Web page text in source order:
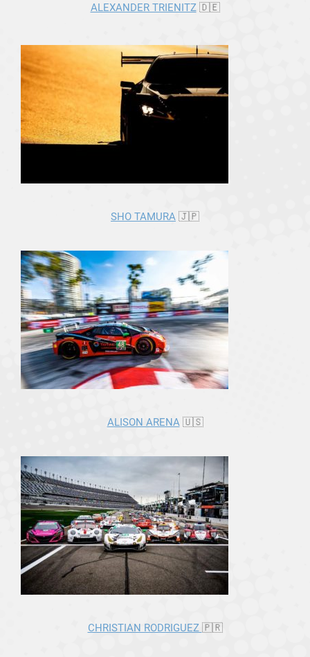
ALEXANDER TRIENITZ🇩🇪
SHO TAMURA 🇯🇵
ALISON ARENA🇺🇸
CHRISTIAN RODRIGUEZ 🇵🇷